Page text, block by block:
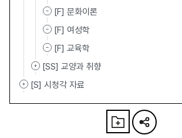
[F] 문화이론
[F] 여성학
[F] 교육학
[SS] 교양과 취향
[S] 시청각 자료